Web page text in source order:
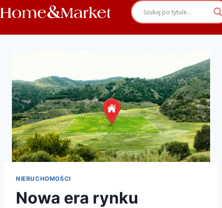
NIERUCHOMOŚCI
Nowa era rynku